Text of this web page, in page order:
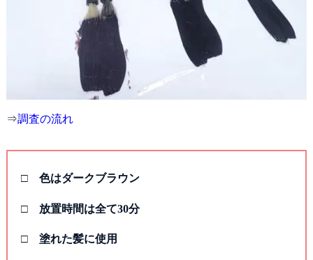
⇒調査の流れ
□ 色はダークブラウン
□ 放置時間は全て30分
□ 塗れた髪に使用